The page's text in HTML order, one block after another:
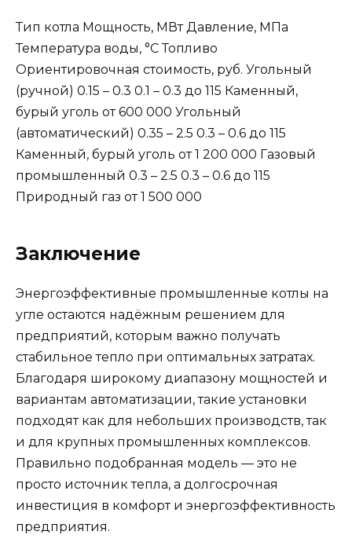
Тип котла Мощность, МВт Давление, МПа
Температура воды, °С Топливо
Ориентировочная стоимость, руб. Угольный
(ручной) 0.15 – 0.3 0.1 – 0.3 до 115 Каменный,
бурый уголь от 600 000 Угольный
(автоматический) 0.35 – 2.5 0.3 – 0.6 до 115
Каменный, бурый уголь от 1 200 000 Газовый
промышленный 0.3 – 2.5 0.3 – 0.6 до 115
Природный газ от 1 500 000
Заключение
Энергоэффективные промышленные котлы на
угле остаются надёжным решением для
предприятий, которым важно получать
стабильное тепло при оптимальных затратах.
Благодаря широкому диапазону мощностей и
вариантам автоматизации, такие установки
подходят как для небольших производств, так
и для крупных промышленных комплексов.
Правильно подобранная модель — это не
просто источник тепла, а долгосрочная
инвестиция в комфорт и энергоэффективность
предприятия.